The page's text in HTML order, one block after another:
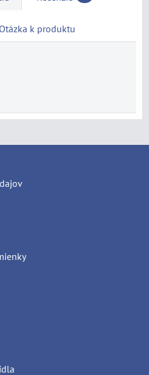
Otázka k produktu